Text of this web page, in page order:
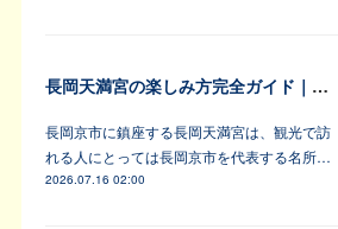
長岡天満宮の楽しみ方完全ガイド｜アンバサダーが教えます！
長岡京市に鎮座する長岡天満宮は、観光で訪
れる人にとっては長岡京市を代表する名所…
2026.07.16 02:00